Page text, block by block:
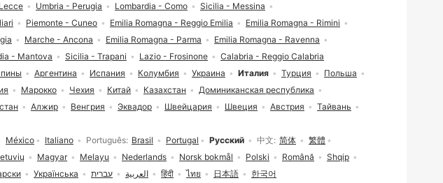
México Italiano Português Brasil Portugal Русский 中文 简体
繁體
Magyar Melayu Nederlands Norsk bokmål Polski Română
Shqip
Українська עברית العربية हिंदी ไทย 日本語 한국어
Аргентина Испания Колумбия Украина Италия Турция
Польша
Марокко Чехия Китай Казахстан
Доминиканская республика
Алжир Венгрия Эквадор Швейцария Швеция Австрия
Тайвань
Umbria - Perugia Lombardia - Como
Sicilia - Messina
Piemonte - Cuneo Emilia Romagna - Reggio Emilia
Emilia Romagna - Rimini
Marche - Ancona Emilia Romagna - Parma
Emilia Romagna - Ravenna
- Mantova Sicilia - Trapani Lazio - Frosinone Calabria - Reggio Calabria